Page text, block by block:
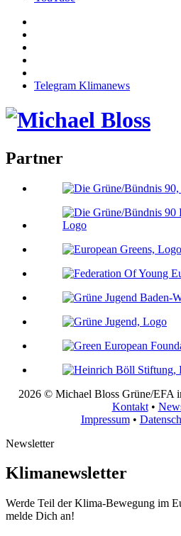
Telegram Klimanews
Partner
2026 © Michael Bloss Grüne/EFA
Kontakt•
Impressum•
Newsletter
Klimanewsletter
Werde Teil der Klima-Bewegung im
melde Dich an!